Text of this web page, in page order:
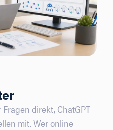
direkt, ChatGPT
mit. Wer online